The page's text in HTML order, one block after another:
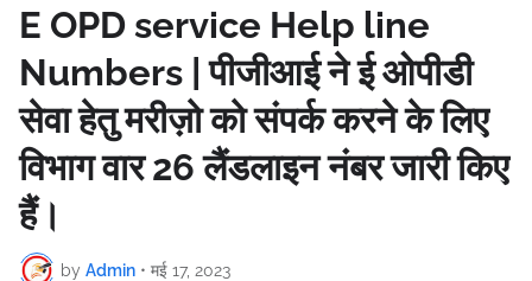
E OPD service Help line
Numbers | पीजीआई ने ई ओपीडी
सेवा हेतु मरीज़ो को संपर्क करने के लिए
विभाग वार 26 लैंडलाइन नंबर जारी किए
हैं।
by Admin • मई 17, 2023